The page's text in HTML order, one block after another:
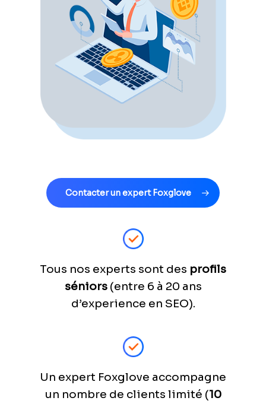
Contacter un expert Foxglove
Tous nos experts sont des profils
séniors(entre 6 à 20 ans
d’experience en SEO).
Un expert Foxglove accompagne
un nombre de clients limité (10